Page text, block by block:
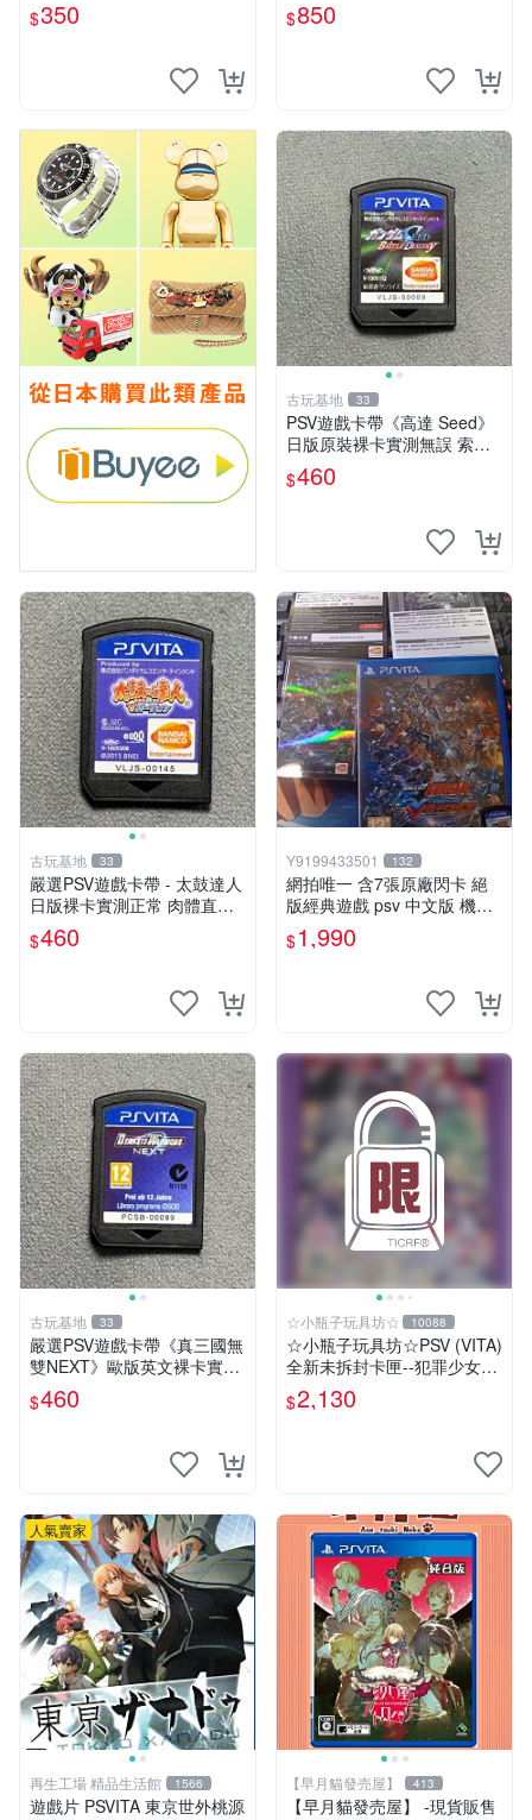
$350 $850
古玩基地 33
PSV遊戲卡帶《高達 Seed》
日版原裝裸卡實測無誤 索尼
專機獨享嚴選推薦 psv 高達
無誤卡帶
$460
古玩基地 33
嚴選PSV遊戲卡帶 - 太鼓達人
日版裸卡實測正常 肉體直銷
Sony官方認證 太鼓達人 PSV
日版裸卡 測試無誤 PSV機專
$460
Y9199433501 132
網拍唯一 含7張原廠閃卡 絕
版經典遊戲 psv 中文版 機動
戰士 鋼彈 極限VS. FORCE
$1,990
古玩基地 33
嚴選PSV遊戲卡帶《真三國無
雙NEXT》歐版英文裸卡實測
正常全新到貨 真三國無雙 PS
V 游戲卡帶 任玩無雙
$460
☆小瓶子玩具坊☆ 10088
☆小瓶子玩具坊☆PSV (VITA)
全新未拆封卡匣--犯罪少女2
《Criminal Girls 2》限定版
(日版)
$2,130
人氣賣家
再生工場 精品生活館 1566
遊戲片 PSVITA 東京世外桃源
【早月貓發売屋】 413
【早月貓發売屋】 -現貨販售